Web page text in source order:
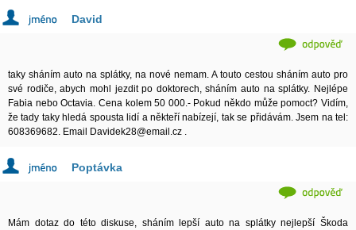
David
taky sháním auto na splátky, na nové nemam. A touto cestou sháním auto pro
své rodiče, abych mohl jezdit po doktorech, sháním auto na splátky. Nejlépe
Fabia nebo Octavia. Cena kolem 50 000.- Pokud někdo může pomoct? Vidím,
že tady taky hledá spousta lidí a někteří nabízejí, tak se přidávám. Jsem na tel:
608369682. Email Davidek28@email.cz .
Poptávka
Mám dotaz do této diskuse, sháním lepší auto na splátky nejlepší Škoda